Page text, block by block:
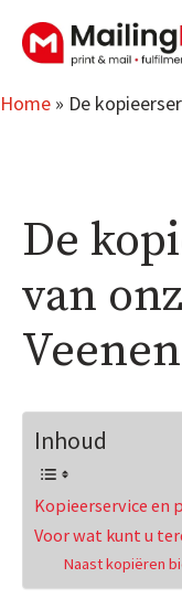
Home » De
De
van
Inhoud
Kopieerservice en
Voor wat kunt u
Naast kopiëren